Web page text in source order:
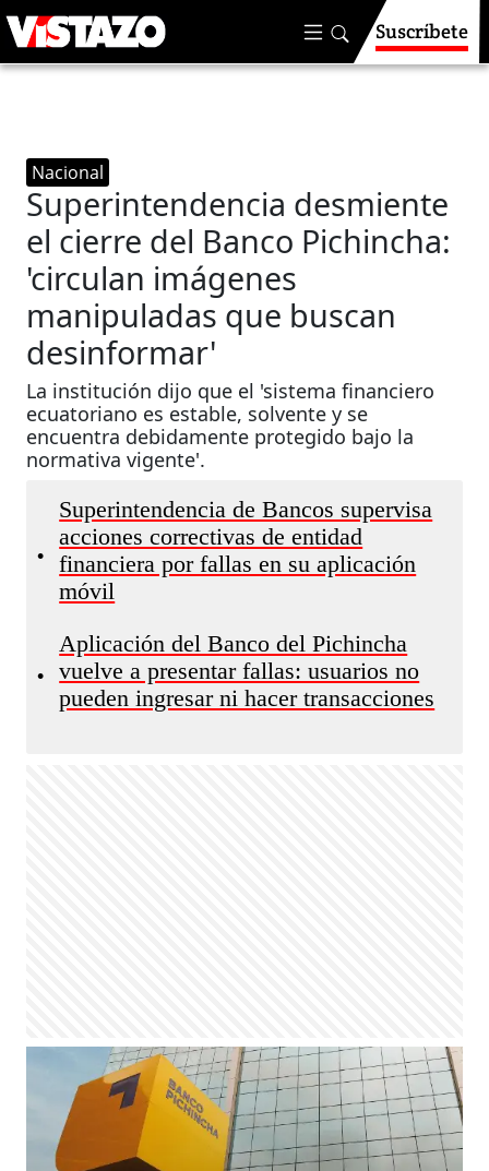
Suscríbete
Nacional
Superintendencia desmiente
el cierre del Banco Pichincha:
'circulan imágenes
manipuladas que buscan
desinformar'
La institución dijo que el 'sistema financiero
ecuatoriano es estable, solvente y se
encuentra debidamente protegido bajo la
normativa vigente'.
•
Superintendencia de Bancos supervisa
acciones correctivas de entidad
financiera por fallas en su aplicación
móvil
•
Aplicación del Banco del Pichincha
vuelve a presentar fallas: usuarios no
pueden ingresar ni hacer transacciones